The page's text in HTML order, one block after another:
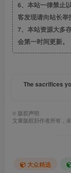
6、本站一律禁止
客发现请向站长举
7、本站资源大多
会第一时间更新。
The sacrifices
© 版权声明
文章版权归作者所有，
大众精选